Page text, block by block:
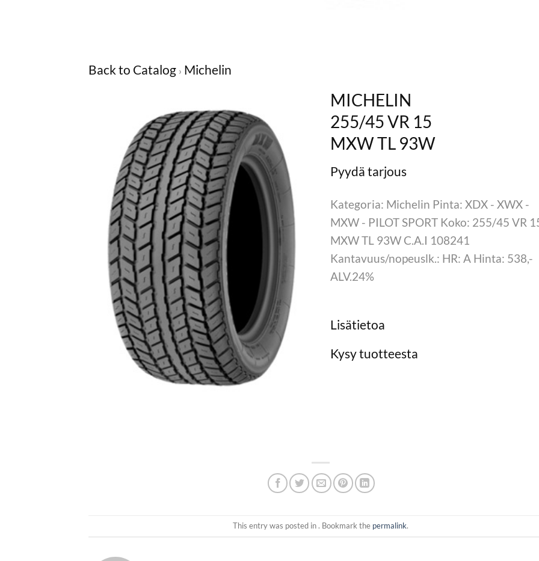
Back to Catalog Michelin
MICHELIN
255/45 VR 15
MXW TL 93W
Kategoria: Michelin Pinta: XDX - XWX -
MXW - PILOT SPORT Koko: 255/45 VR
MXW TL 93W C.A.I 108241
Kantavuus/nopeuslk.: HR: A Hinta: 538,-
ALV.24%
Lisätietoa
Kysy tuotteesta
This entry was posted in . Bookmark the permalink.